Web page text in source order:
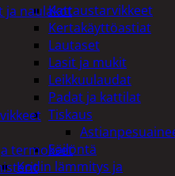
Kattaustarvikkeet
Kertakäyttöastiat
Lautaset
Lasit ja mukit
Leikkuulaudat
Padat ja kattilat
Tiskaus
Säilöntä
Kodin lämmitys ja
ja naulakot
termokset